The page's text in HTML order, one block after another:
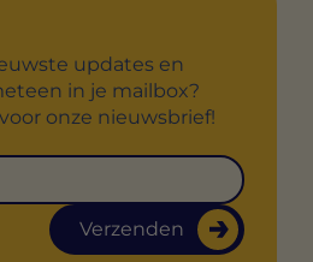
updates en
in je mailbox?
onze nieuwsbrief!
Verzenden